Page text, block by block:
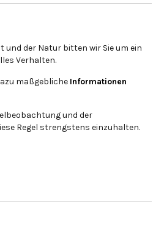
und der Natur bitten wir Sie um ein
Verhalten.
maßgebliche Informationen
und der
Regel strengstens einzuhalten.